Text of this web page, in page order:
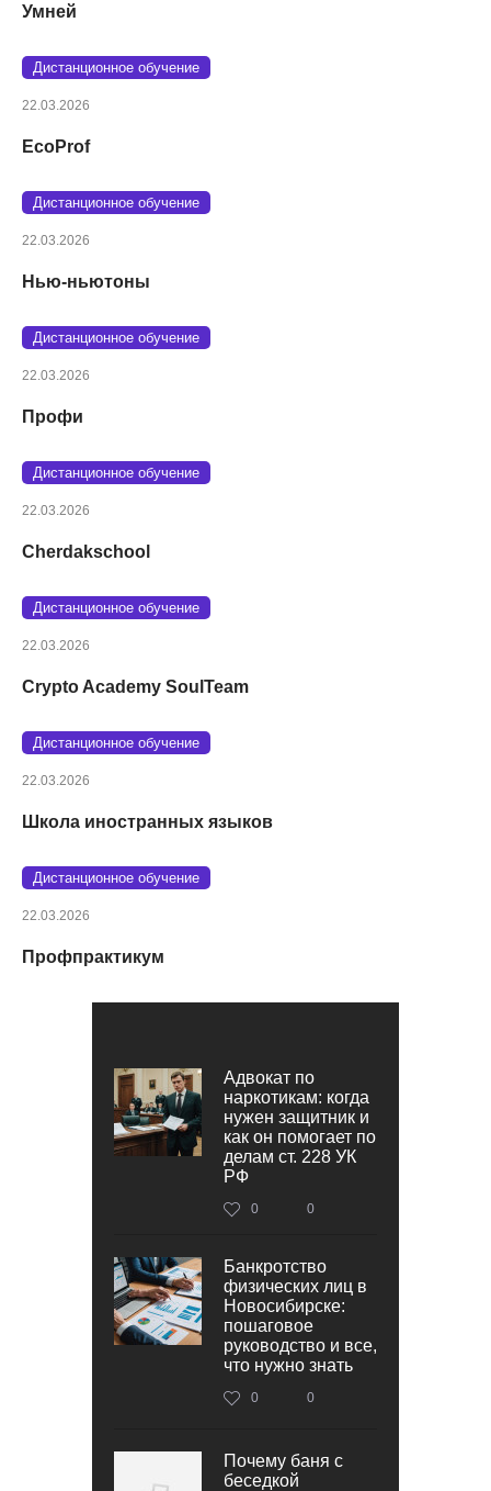
Умней
Дистанционное обучение
22.03.2026
EcoProf
Дистанционное обучение
22.03.2026
Нью-ньютоны
Дистанционное обучение
22.03.2026
Профи
Дистанционное обучение
22.03.2026
Cherdakschool
Дистанционное обучение
22.03.2026
Crypto Academy SoulTeam
Дистанционное обучение
22.03.2026
Школа иностранных языков
Дистанционное обучение
22.03.2026
Профпрактикум
Адвокат по
наркотикам: когда
нужен защитник и
как он помогает по
делам ст. 228 УК
РФ
0 0
Банкротство
физических лиц в
Новосибирске:
пошаговое
руководство и все,
что нужно знать
0 0
Почему баня с
беседкой